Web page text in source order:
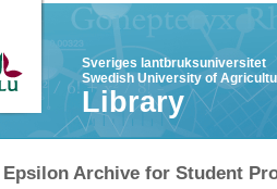
Sveriges lantbruksuniversitet
Swedish University of
Library
Epsilon Archive for Student